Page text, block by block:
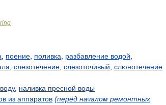
поение поливка разбавление водой
слезотечение слезоточивый слюнотечение
воду, наливка пресной воды
из аппаратов (перёд началом ремонтных